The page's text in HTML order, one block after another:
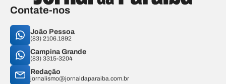
Contate-nos
João Pessoa
(83) 2106.1892
Campina Grande
(83) 3315-3204
Redação
jornalismo@jornaldaparaiba.com.br